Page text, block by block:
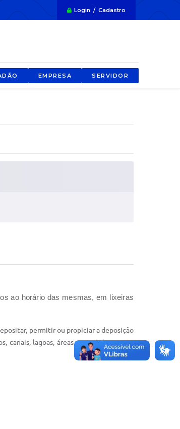
Login / Cadastro
EMPRESA SERVIDOR
ao horário das mesmas, em lixeiras
permitir ou propiciar a deposição
canais, lagoas, áreas protegidas ou em